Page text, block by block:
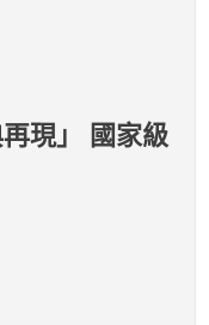
現」 國家級